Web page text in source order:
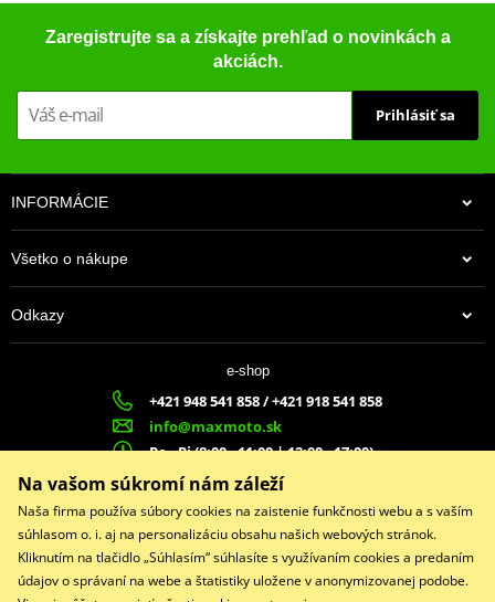
Zaregistrujte sa a získajte prehľad o novinkách a
akciách.
Prihlásiť sa
INFORMÁCIE
Všetko o nákupe
Odkazy
e-shop
+421 948 541 858 / +421 918 541 858
info@maxmoto.sk
Po - Pi (8:00 - 11:00 | 12:00 - 17:00)
MAX
MOTO s.r.o.
Slovenských dobrovoľníkov 1439
022 01 Čadca
Na vašom súkromí nám záleží
Naša firma používa súbory cookies na zaistenie funkčnosti webu a s vaším
súhlasom o. i. aj na personalizáciu obsahu našich webových stránok.
Kliknutím na tlačidlo „Súhlasím“ súhlasíte s využívaním cookies a predaním
údajov o správaní na webe a štatistiky uložene v anonymizovanej podobe.